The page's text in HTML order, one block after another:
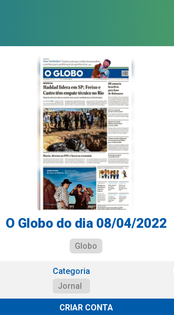
O Globo do dia 08/04/2022
Globo
Categoria
Jornal
CRIAR CONTA